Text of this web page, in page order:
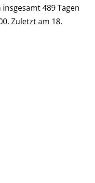
489 Tagen
Zu­letzt am 18.